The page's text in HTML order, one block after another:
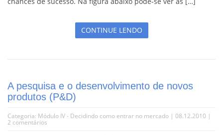
CONTINUE LENDO
A pesquisa e o desenvolvimento de novos
produtos (P&D)
Categoria: Módulo IV - Decidindo como entrar no mercado | 08.12.2010 |
2 comentários